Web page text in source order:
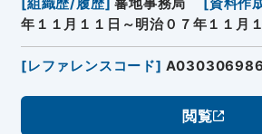
[組織歴/履歴] 蕃地事務局 [資料作
年１１月１１日～明治０７年１１月
[レファレンスコード]
閲覧